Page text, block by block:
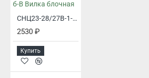
СНЦ23-28/27В-1-б-В Вилка блочная
2530 ₽
Купить